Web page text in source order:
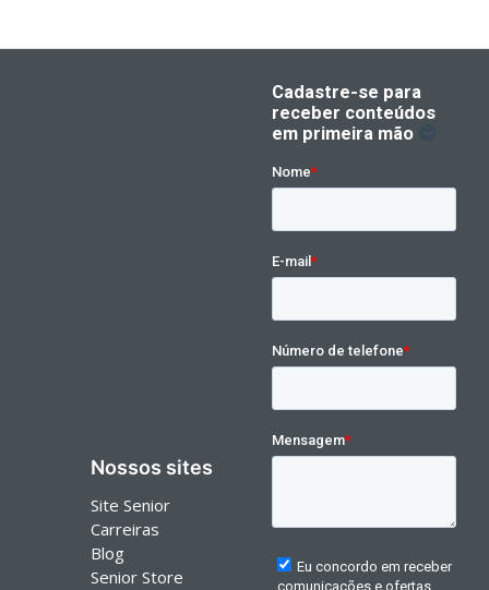
Nossos sites
Site Senior
Carreiras
Blog
Senior Store